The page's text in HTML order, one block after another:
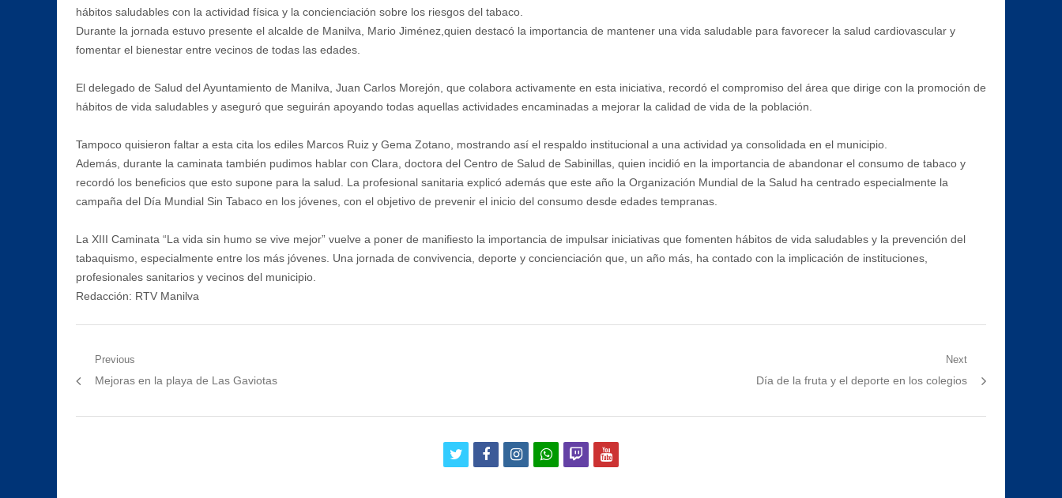
hábitos saludables con la actividad física y la concienciación sobre los riesgos del tabaco.
Durante la jornada estuvo presente el alcalde de Manilva, Mario Jiménez,quien destacó la importancia de mantener una vida saludable para favorecer la salud cardiovascular y
fomentar el bienestar entre vecinos de todas las edades.
El delegado de Salud del Ayuntamiento de Manilva, Juan Carlos Morejón, que colabora activamente en esta iniciativa, recordó el compromiso del área que dirige con la promoción de
hábitos de vida saludables y aseguró que seguirán apoyando todas aquellas actividades encaminadas a mejorar la calidad de vida de la población.
Tampoco quisieron faltar a esta cita los ediles Marcos Ruiz y Gema Zotano, mostrando así el respaldo institucional a una actividad ya consolidada en el municipio.
Además, durante la caminata también pudimos hablar con Clara, doctora del Centro de Salud de Sabinillas, quien incidió en la importancia de abandonar el consumo de tabaco y
recordó los beneficios que esto supone para la salud. La profesional sanitaria explicó además que este año la Organización Mundial de la Salud ha centrado especialmente la
campaña del Día Mundial Sin Tabaco en los jóvenes, con el objetivo de prevenir el inicio del consumo desde edades tempranas.
La XIII Caminata “La vida sin humo se vive mejor” vuelve a poner de manifiesto la importancia de impulsar iniciativas que fomenten hábitos de vida saludables y la prevención del
tabaquismo, especialmente entre los más jóvenes. Una jornada de convivencia, deporte y concienciación que, un año más, ha contado con la implicación de instituciones,
profesionales sanitarios y vecinos del municipio.
Redacción: RTV Manilva
Navegación
de
entradas
Previous
Previous
Mejoras en la playa de Las Gaviotas
Next
Next
Día de la fruta y el deporte en los colegios
twitterfacebookinstagramwhatsapp
twitchyoutube